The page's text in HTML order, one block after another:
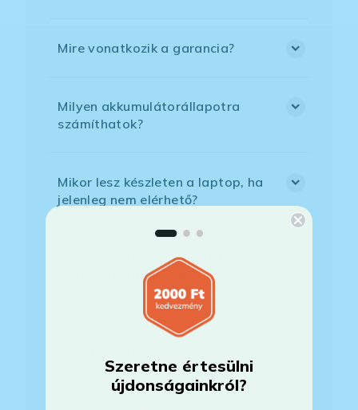
Mire vonatkozik a garancia?
Milyen akkumulátorállapotra
számíthatok?
Mikor lesz készleten a laptop, ha
jelenleg nem elérhető?
Mikor vehetem át a rendelésem, ha
esetleg bővítést is kértem?
Mikor kapom meg a házhoz
termékemet?Szeretne értesülni
újdonságainkról?